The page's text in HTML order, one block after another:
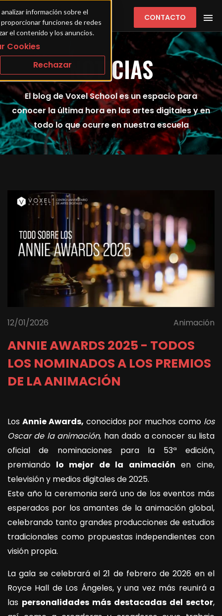
información sobre el
funciones de redes
el contenido y los anuncios.
Cookies
Rechazar
CONTACTO
NOTICIAS
El blog de Voxel School es un espacio para
conocer la última hora en las artes digitales y en
todo lo que ocurre en nuestra escuela
12/01/2026 Animación
ANNIE AWARDS 2025 - TODOS
LOS NOMINADOS A LOS PREMIOS
DE LA ANIMACIÓN
Los Annie Awards, conocidos por muchos como los
Oscar de la animación, han dado a conocer su lista
oficial de nominaciones para la 53ª edición,
premiando lo mejor de la animación en cine,
televisión y medios digitales de 2025.
Este año la ceremonia será uno de los eventos más
esperados por los amantes de la animación global,
celebrando tanto grandes producciones de estudios
tradicionales como propuestas independientes con
visión propia.
La gala se celebrará el 21 de febrero de 2026 en el
Royce Hall de Los Ángeles, y una vez más reunirá a
las personalidades más destacadas del sector,